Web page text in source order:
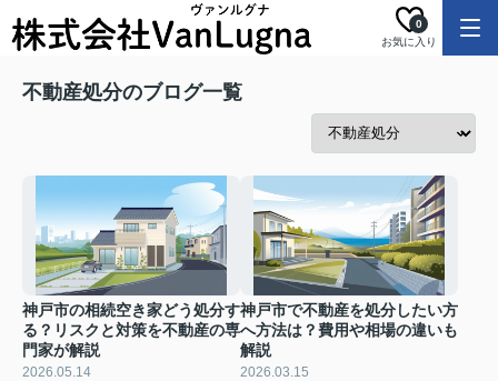
お気に入り
0
不動産処分のブログ一覧
神戸市の相続空き家どう処分す
る？リスクと対策を不動産の専
門家が解説
2026.05.14
神戸市で不動産を処分したい方
へ方法は？費用や相場の違いも
解説
2026.03.15